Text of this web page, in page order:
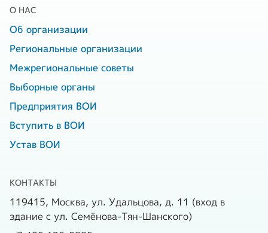
О НАС
Об организации
Региональные организации
Межрегиональные советы
Выборные органы
Предприятия ВОИ
Вступить в ВОИ
Устав ВОИ
КОНТАКТЫ
119415, Москва, ул. Удальцова, д. 11 (вход в
здание с ул. Семёнова-Тян-Шанского)